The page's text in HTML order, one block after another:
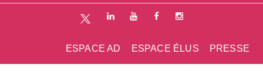
PRESSE
ESPACE ÉLUS
ESPACE AD